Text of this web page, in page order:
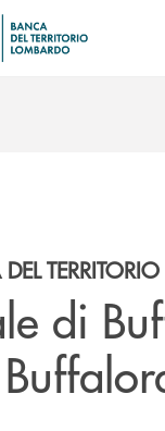
di